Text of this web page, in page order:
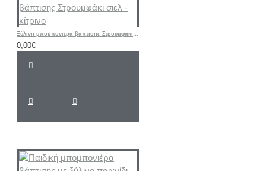
Ξύλινη μπομπονιέρα βάπτισης Στρουμφάκι σιελ - κίτρινο
0,00€